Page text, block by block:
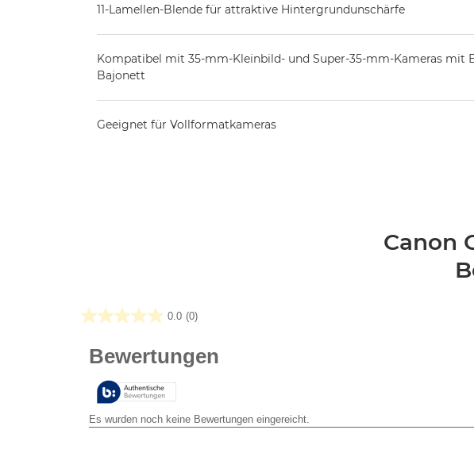
11-Lamellen-Blende für attraktive Hintergrundunschärfe
Kompatibel mit 35-mm-Kleinbild- und Super-35-mm-Kameras mit
Bajonett
Geeignet für Vollformatkameras
Canon
0.0 (0)
0.0